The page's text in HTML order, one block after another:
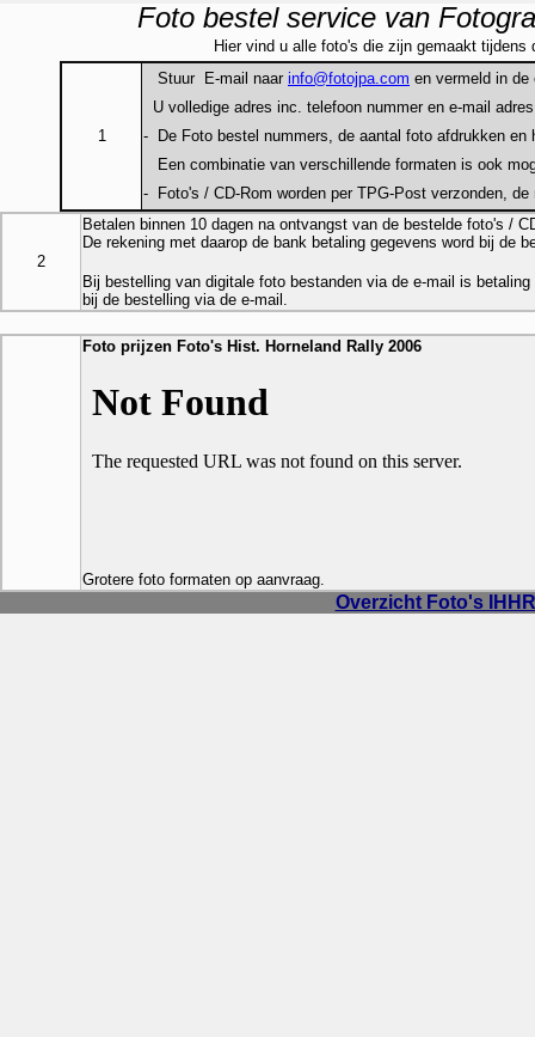
Foto bestel service van
Hier vind u alle foto's die zijn gemaakt tijdens
1
Stuur E-mail naar info@fotojpa.com en vermeld in de
U volledige adres inc. telefoon nummer en e-mail
- De Foto bestel nummers, de aantal foto afdrukken
Een combinatie van verschillende formaten is ook
- Foto's / CD-Rom worden per TPG-Post verzonden, de
2
Betalen binnen 10 dagen na ontvangst van de bestelde foto's /
De rekening met daarop de bank betaling gegevens word bij de
Bij bestelling van digitale foto bestanden via de e-mail is
bij de bestelling via de e-mail.
Foto prijzen Foto's Hist. Horneland Rally 2006
Grotere foto formaten op aanvraag.
Overzicht Foto's